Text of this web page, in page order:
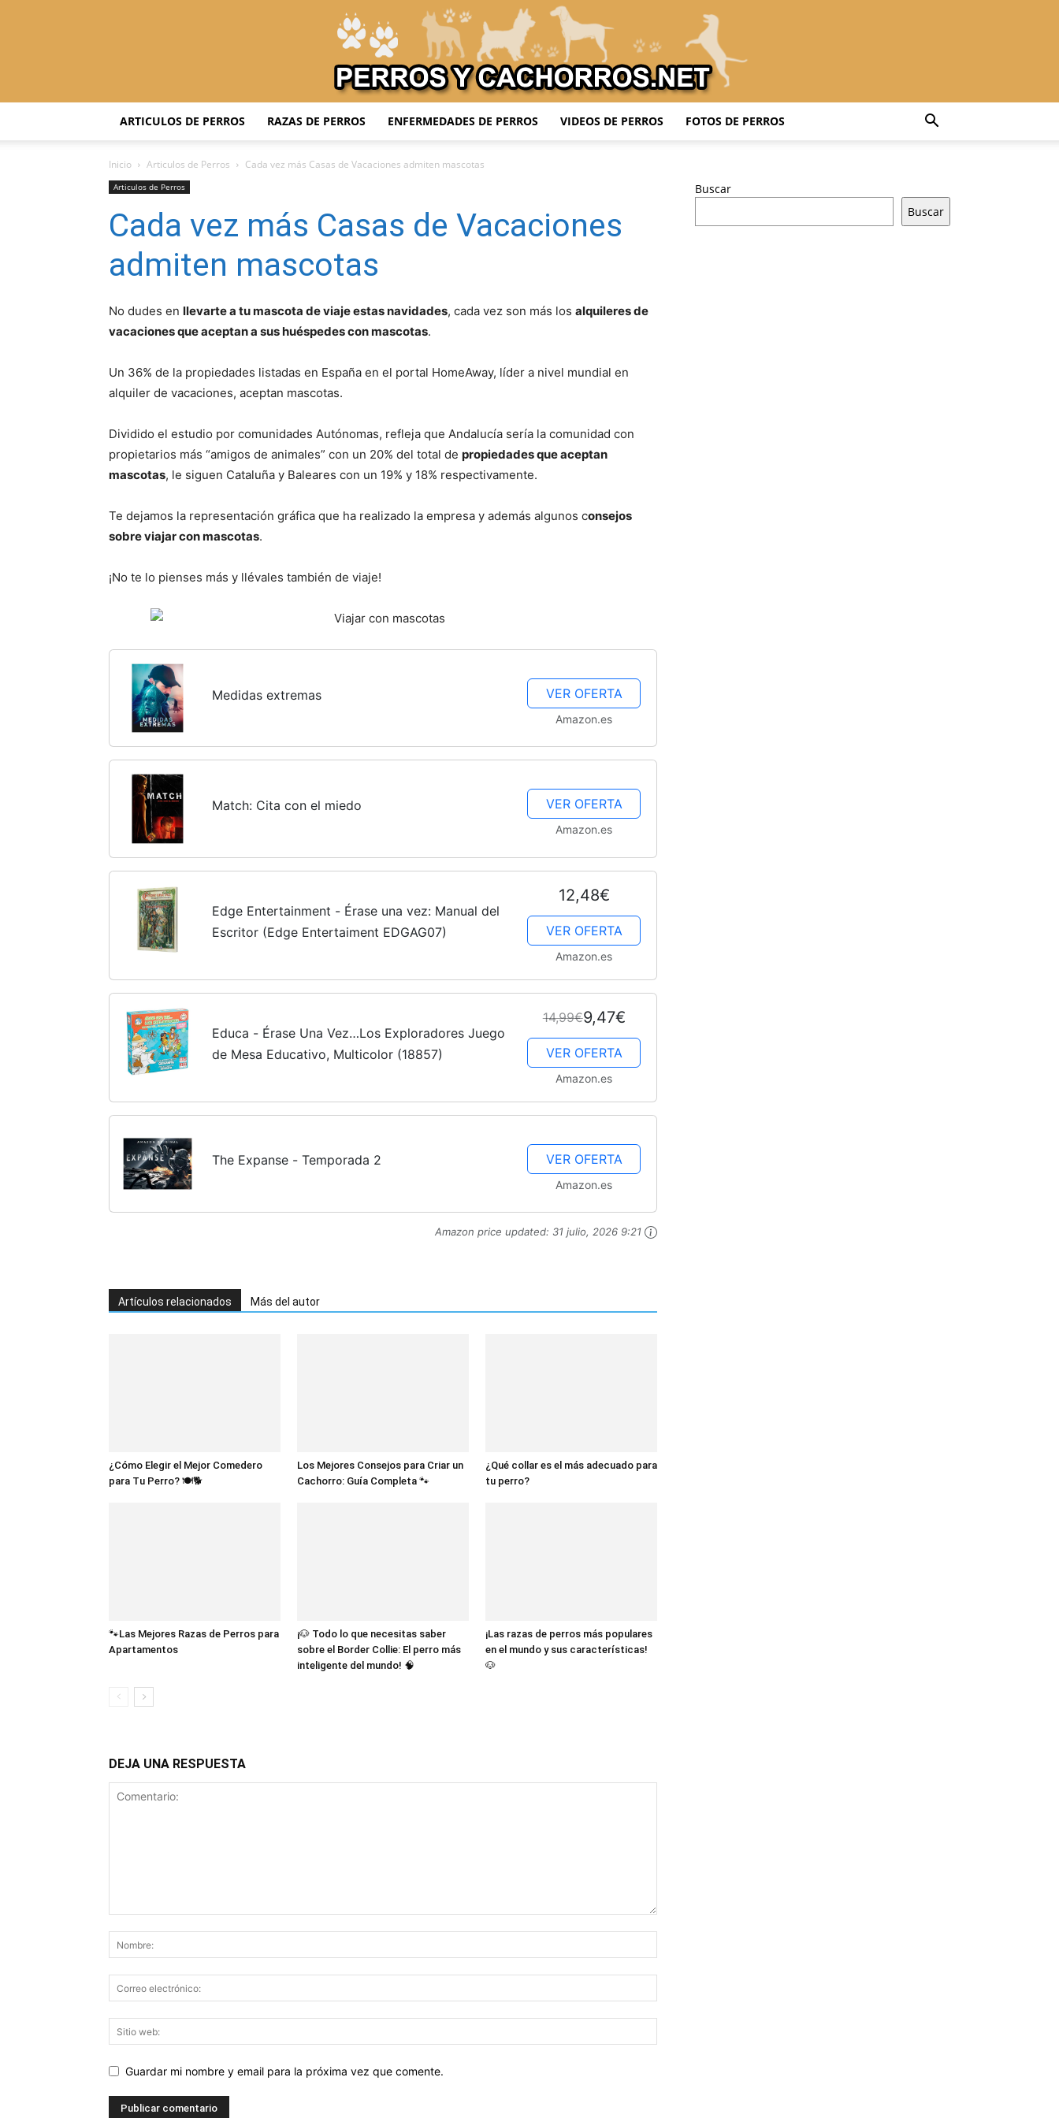
Razas
–
Cachorros
ARTICULOS DE PERROS RAZAS DE PERROS ENFERMEDADES DE PERROS VIDEOS DE PERROS FOTOS DE PERROS
Inicio Articulos de Perros Cada vez más Casas de Vacaciones admiten mascotas
Articulos de Perros
Cada vez más Casas de Vacaciones
admiten mascotas
No dudes en llevarte a tu mascota de viaje estas navidades, cada vez son más los alquileres de
vacaciones que aceptan a sus huéspedes con mascotas.
Un 36% de la propiedades listadas en España en el portal HomeAway, líder a nivel mundial en
alquiler de vacaciones, aceptan mascotas.
Dividido el estudio por comunidades Autónomas, refleja que Andalucía sería la comunidad con
propietarios más “amigos de animales” con un 20% del total de propiedades que aceptan
mascotas, le siguen Cataluña y Baleares con un 19% y 18% respectivamente.
Te dejamos la representación gráfica que ha realizado la empresa y además algunos consejos
sobre viajar con mascotas.
¡No te lo pienses más y llévales también de viaje!
Medidas extremas VER OFERTA
Amazon.es
Match: Cita con el miedo VER OFERTA
Amazon.es
Edge Entertainment - Érase una vez: Manual del
Escritor (Edge Entertaiment EDGAG07)
12,48€
VER OFERTA
Amazon.es
Educa - Érase Una Vez…Los Exploradores Juego
de Mesa Educativo, Multicolor (18857)
14,99€9,47€
VER OFERTA
Amazon.es
The Expanse - Temporada 2 VER OFERTA
Amazon.es
Amazon price updated: 31 julio, 2026 9:21
Artículos relacionados Más del autor
¿Cómo Elegir el Mejor Comedero
para Tu Perro? 🍽️🐕
Los Mejores Consejos para Criar un
Cachorro: Guía Completa 🐾
¿Qué collar es el más adecuado para
tu perro?
🐾Las Mejores Razas de Perros para
Apartamentos
¡🐶 Todo lo que necesitas saber
sobre el Border Collie: El perro más
inteligente del mundo! 🧠
¡Las razas de perros más populares
en el mundo y sus características!
🐶
DEJA UNA RESPUESTA
Guardar mi nombre y email para la próxima vez que comente.
Buscar
Buscar